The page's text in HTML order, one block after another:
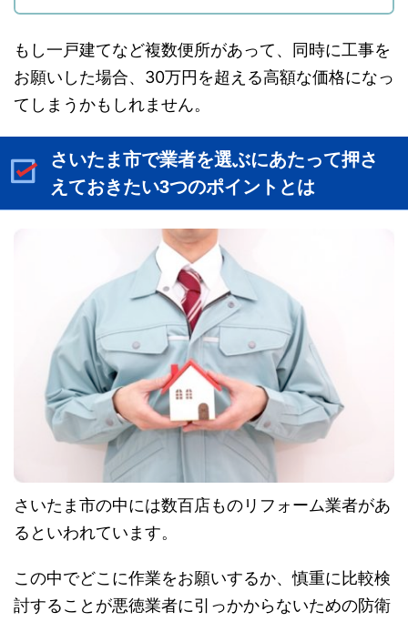
もし一戸建てなど複数便所があって、同時に工事を
お願いした場合、30万円を超える高額な価格になっ
てしまうかもしれません。
さいたま市で業者を選ぶにあたって押さ
えておきたい3つのポイントとは
さいたま市の中には数百店ものリフォーム業者があ
るといわれています。
この中でどこに作業をお願いするか、慎重に比較検
討することが悪徳業者に引っかからないための防衛